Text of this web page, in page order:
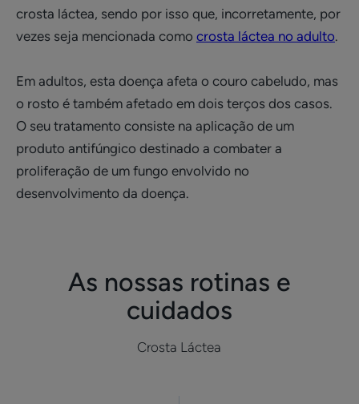
crosta láctea, sendo por isso que, incorretamente, por
vezes seja mencionada como crosta láctea no adulto.
Em adultos, esta doença afeta o couro cabeludo, mas
o rosto é também afetado em dois terços dos casos.
O seu tratamento consiste na aplicação de um
produto antifúngico destinado a combater a
proliferação de um fungo envolvido no
desenvolvimento da doença.
As nossas rotinas e
cuidados
Crosta Láctea